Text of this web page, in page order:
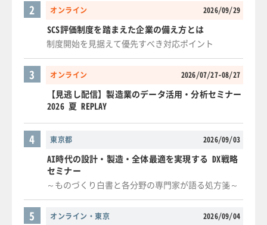
オンライン 2026/09/29
2
SCS評価制度を踏まえた企業の備え方とは
制度開始を見据えて優先すべき対応ポイント
オンライン 2026/07/27-08/27
3
【見逃し配信】製造業のデータ活用・分析セミナー
2026 夏 REPLAY
東京都 2026/09/03
4
AI時代の設計・製造・全体最適を実現する DX戦略
セミナー
～ものづくり白書と各分野の専門家が語る処方箋～
オンライン・東京 2026/09/04
5